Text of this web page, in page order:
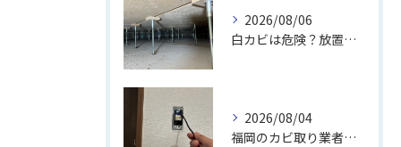
2026/08/06
白カビは危険？放置のリスクと取り方
2026/08/04
福岡のカビ取り業者おすすめの選び方と費用